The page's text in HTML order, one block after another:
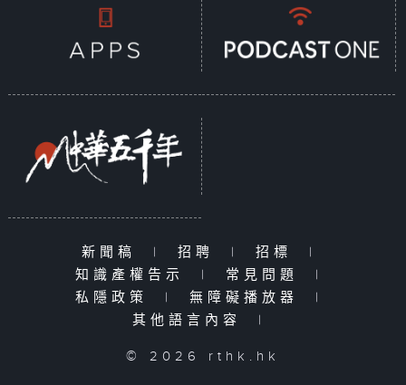
新聞稿 | 招聘 | 招標
|
知識產權告示
| 常見問題
|
私隱政策
| 無障礙播放器
|
其他語言內容
|
© 2026 rthk.hk